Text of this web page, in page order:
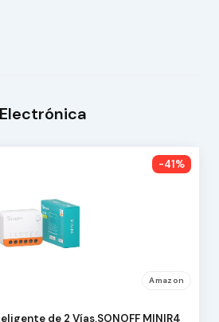
-41%
Amazon
de 2 Vías,SONOFF MINIR4